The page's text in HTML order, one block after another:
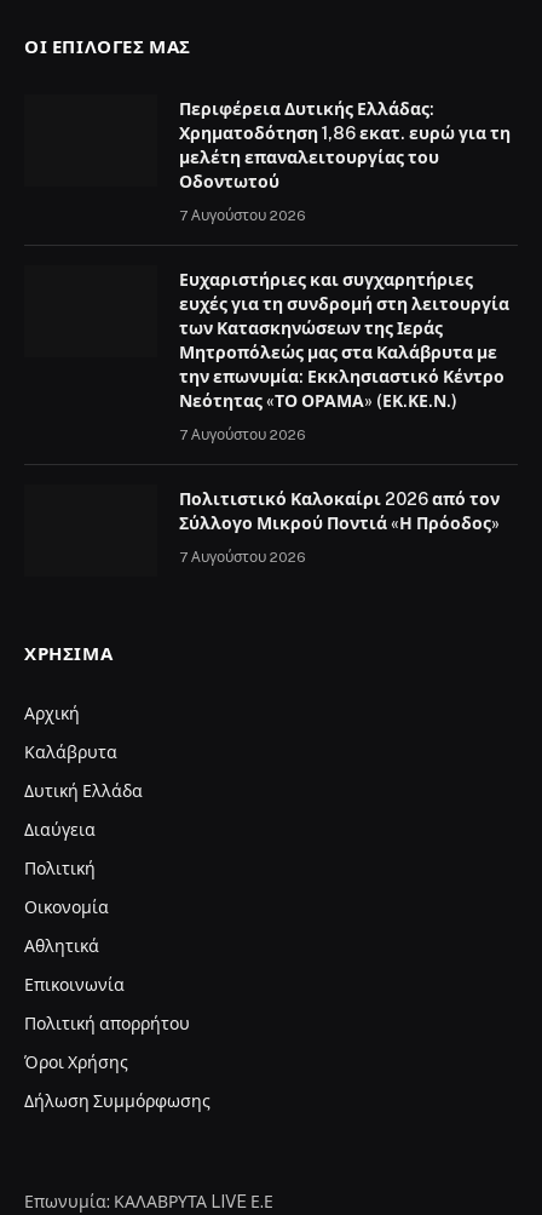
ΟΙ ΕΠΙΛΟΓΈΣ ΜΑΣ
Περιφέρεια Δυτικής Ελλάδας:
Χρηματοδότηση 1,86 εκατ. ευρώ για τη
μελέτη επαναλειτουργίας του
Οδοντωτού
7 Αυγούστου 2026
Ευχαριστήριες και συγχαρητήριες
ευχές για τη συνδρομή στη λειτουργία
των Κατασκηνώσεων της Ιεράς
Μητροπόλεώς μας στα Καλάβρυτα με
την επωνυμία: Εκκλησιαστικό Κέντρο
Νεότητας «ΤΟ ΟΡΑΜΑ» (ΕΚ.ΚΕ.Ν.)
7 Αυγούστου 2026
Πολιτιστικό Καλοκαίρι 2026 από τον
Σύλλογο Μικρού Ποντιά «Η Πρόοδος»
7 Αυγούστου 2026
ΧΡΉΣΙΜΑ
Αρχική
Καλάβρυτα
Δυτική Ελλάδα
Διαύγεια
Πολιτική
Οικονομία
Αθλητικά
Επικοινωνία
Πολιτική απορρήτου
Όροι Χρήσης
Δήλωση Συμμόρφωσης
Επωνυμία: ΚΑΛΑΒΡΥΤΑ LIVE Ε.Ε